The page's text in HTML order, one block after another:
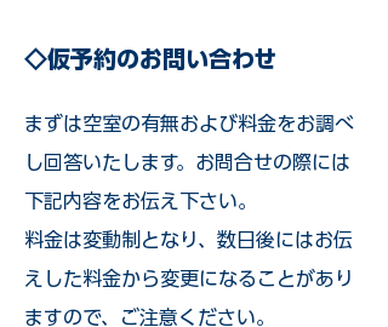
◇仮予約のお問い合わせ
まずは空室の有無および料金をお調べ
し回答いたします。お問合せの際には
下記内容をお伝え下さい。
料金は変動制となり、数日後にはお伝
えした料金から変更になることがあり
ますので、ご注意ください。